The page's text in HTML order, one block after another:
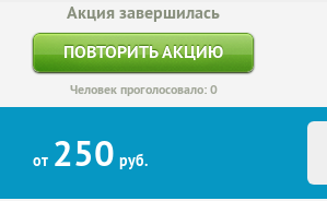
Акция завершилась
ПОВТОРИТЬ АКЦИЮ
Человек проголосовало: 0
от 250 руб.